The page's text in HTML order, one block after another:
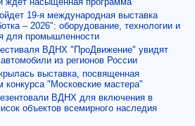
19-я международная выставка
– 2026": оборудование, технологии и
для промышленности
ВДНХ "ПроДвижение" увидят
из регионов России
выставка, посвященная
конкурса "Московские мастера"
ВДНХ для включения в
объектов всемирного наследия